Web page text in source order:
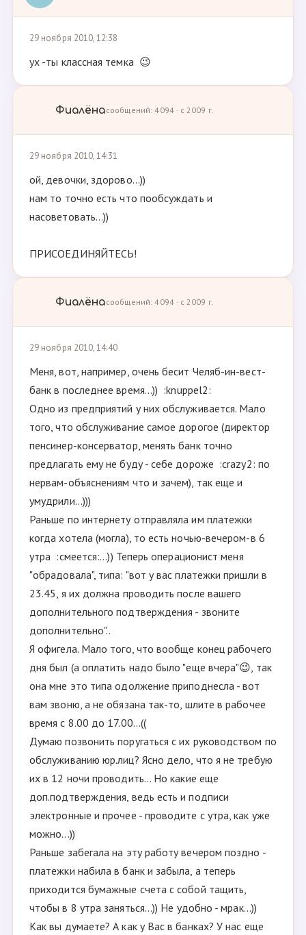
29 ноября 2010, 12:38
ух -ты классная темка 😉
Фиалёнасообщений: 4094 · с 2009 г.
29 ноября 2010, 14:31
ой, девочки, здорово...))
нам то точно есть что пообсуждать и
насоветовать...))
ПРИСОЕДИНЯЙТЕСЬ!
Фиалёнасообщений: 4094 · с 2009 г.
29 ноября 2010, 14:40
Меня, вот, например, очень бесит Челяб-ин-вест-
банк в последнее время...)) :knuppel2:
Одно из предприятий у них обслуживается. Мало
того, что обслуживание самое дорогое (директор
пенсинер-консерватор, менять банк точно
предлагать ему не буду - себе дороже :crazy2: по
нервам-объяснениям что и зачем), так еще и
умудрили...)))
Раньше по интернету отправляла им платежки
когда хотела (могла), то есть ночью-вечером-в 6
утра :смеется:...)) Теперь операционист меня
"обрадовала", типа: "вот у вас платежки пришли в
23.45, я их должна проводить после вашего
дополнительного подтверждения - звоните
дополнительно"..
Я офигела. Мало того, что вообще конец рабочего
дня был (а оплатить надо было "еще вчера"😉, так
она мне это типа одолжение приподнесла - вот
вам звоню, а не обязана так-то, шлите в рабочее
время с 8.00 до 17.00...((
Думаю позвонить поругаться с их руководством по
обслуживанию юр.лиц? Ясно дело, что я не требую
их в 12 ночи проводить... Но какие еще
доп.подтверждения, ведь есть и подписи
электронные и прочее - проводите с утра, как уже
можно...))
Раньше забегала на эту работу вечером поздно -
платежки набила в банк и забыла, а теперь
приходится бумажные счета с собой тащить,
чтобы в 8 утра заняться...)) Не удобно - мрак...))
Как вы думаете? А как у Вас в банках? У нас еще